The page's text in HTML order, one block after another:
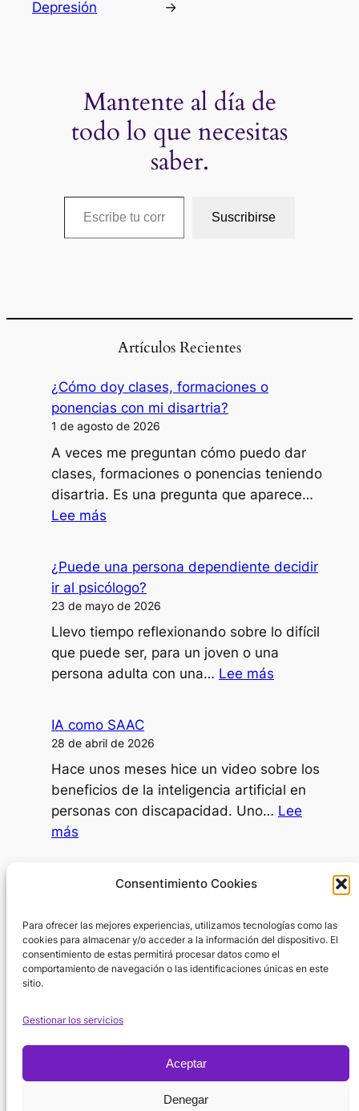
Consentimiento Cookies
Para ofrecer las mejores experiencias, utilizamos tecnologías como las
cookies para almacenar y/o acceder a la información del dispositivo. El
consentimiento de estas permitirá procesar datos como el
comportamiento de navegación o las identificaciones únicas en este
sitio.
Gestionar los servicios
Aceptar
Denegar
Depresión
→
Mantente al día de
todo lo que necesitas
saber.
Escribe tu correo electrónico…
Suscribirse
Artículos Recientes
¿Cómo doy clases, formaciones o
ponencias con mi disartria?
1 de agosto de 2026
A veces me preguntan cómo puedo dar
clases, formaciones o ponencias teniendo
disartria. Es una pregunta que aparece…
Lee más
clases,
formaciones
ponencias
con
mi
¿Puede una persona dependiente decidir
ir al psicólogo?
23 de mayo de 2026
Llevo tiempo reflexionando sobre lo difícil
que puede ser, para un joven o una
persona adulta con una… Lee más
decidir
ir
al
IA como SAAC
28 de abril de 2026
Hace unos meses hice un video sobre los
beneficios de la inteligencia artificial en
personas con discapacidad. Uno… Lee
más
Día Internacional de la Mujer
En el Día Internacional de la Mujer surge
una pregunta inevitable: ¿por dónde
empezar cuando hablamos de la…Lee
Política de